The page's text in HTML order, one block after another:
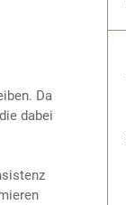
Da
dabei